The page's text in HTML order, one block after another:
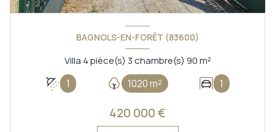
BAGNOLS-EN-FORÊT (83600)
Villa 4 pièce(s) 3 chambre(s) 90 m²
1 1020 m² 1
420 000 €